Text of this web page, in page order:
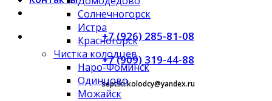
+7 (926) 285-81-08
+7 (909) 319-44-88
septiki.kolodcy@yandex.ru
Солнечногорск
Истра
Красногорск
Чистка колодцев
Наро-Фоминск
Одинцово
Можайск